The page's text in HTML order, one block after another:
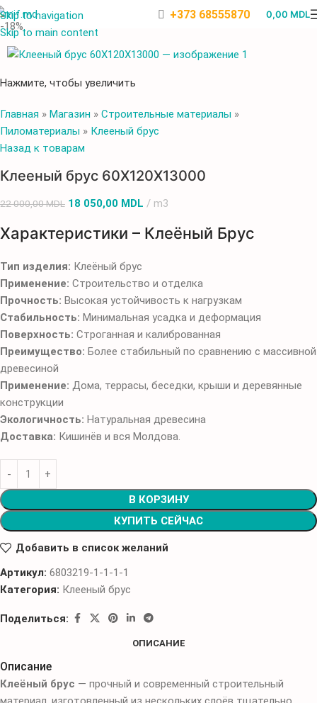
Skip to navigation
Skip to main content
+373 68555870 0,00 MDL
-18%
Нажмите, чтобы увеличить
Главная » Магазин » Строительные материалы »
Пиломатериалы » Клееный брус
Назад к товарам
Клееный брус 60X120X13000
22 000,00MDL 18 050,00 MDL m3
Характеристики – Клеёный Брус
Тип изделия: Клеёный брус
Применение: Строительство и отделка
Прочность: Высокая устойчивость к нагрузкам
Стабильность: Минимальная усадка и деформация
Поверхность: Строганная и калиброванная
Преимущество: Более стабильный по сравнению с массивной
древесиной
Применение: Дома, террасы, беседки, крыши и деревянные
конструкции
Экологичность: Натуральная древесина
Доставка: Кишинёв и вся Молдова.
В КОРЗИНУ
КУПИТЬ СЕЙЧАС
Добавить в список желаний
Артикул: 6803219-1-1-1-1
Категория: Клееный брус
Поделиться:
ОПИСАНИЕ
Описание
Клеёный брус — прочный и современный строительный